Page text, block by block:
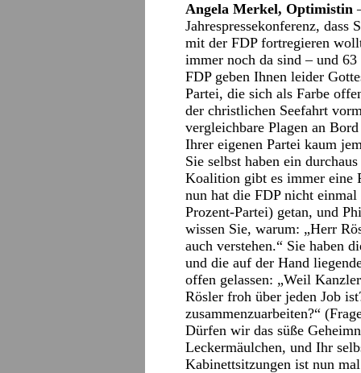
Angela Merkel, Optimistin
Jahrespressekonferenz, dass
mit der FDP fortregieren
immer noch da sind – und
FDP geben Ihnen leider
Partei, die sich als Farbe
der christlichen Seefahrt
vergleichbare Plagen an
Ihrer eigenen Partei kaum
Sie selbst haben ein
Koalition gibt es immer eine
nun hat die FDP nicht
Prozent-Partei) getan, und
wissen Sie, warum: „Herr
auch verstehen.“ Sie haben
und die auf der Hand
offen gelassen: „Weil
Rösler froh über jeden Job
zusammenzuarbeiten?“
Dürfen wir das süße
Leckermäulchen, und Ihr
Kabinettsitzungen ist nun